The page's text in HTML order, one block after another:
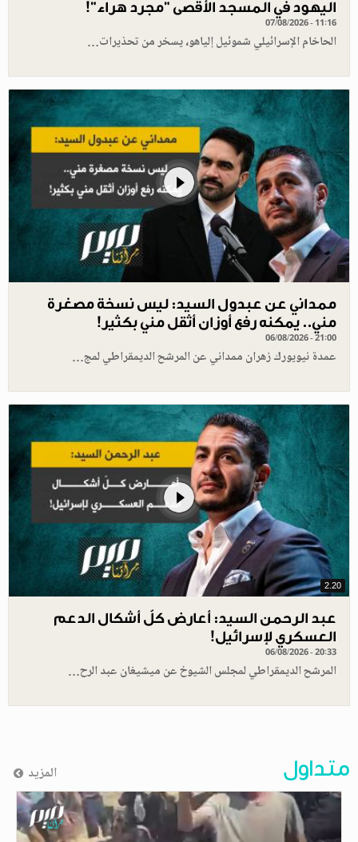
اليهود في المسجد الأقصى "مجرد هراء"!
07/08/2026 - 11:16
الحاخام الإسرائيلي شموئيل إلياهو، يسخر من تحذيرات…
ممداني عن عبدول السيد: ليس نسخة مصغرة
مني.. يمكنه رفع أوزان أثقل مني بكثير!
06/08/2026 - 21:00
عمدة نيويورك زهران ممداني عن المرشح الديمقراطي لمج…
2.20
عبد الرحمن السيد: أعارض كلّ أشكال الدعم
العسكري لإسرائيل!
06/08/2026 - 20:33
المرشح الديمقراطي لمجلس الشيوخ عن ميشيغان عبد الرح…
متداول المزيد